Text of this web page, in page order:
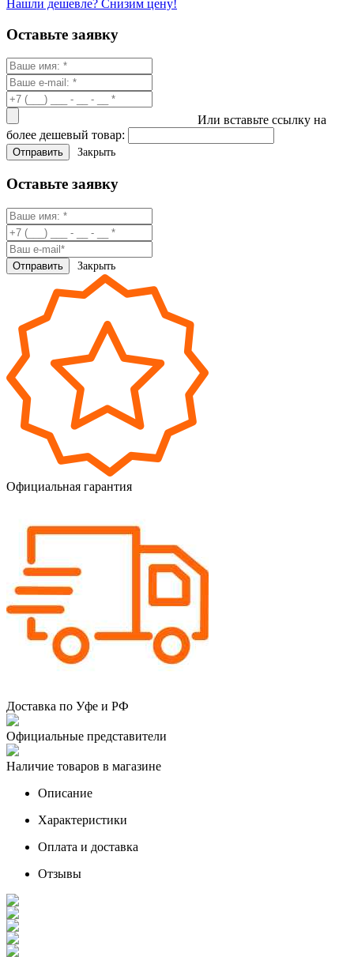
Нашли дешевле? Снизим цену!
Оставьте заявку
Или вставьте ссылку на
более дешевый товар:
Закрыть
Оставьте заявку
Закрыть
Официальная гарантия
Доставка по Уфе и РФ
Официальные представители
Наличие товаров в магазине
Описание
Характеристики
Оплата и доставка
Отзывы